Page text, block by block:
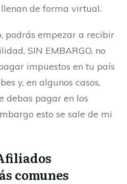
de forma virtual.
podrás empezar a recibir
SIN EMBARGO, no
impuestos en tu país
y, en algunos casos,
debas pagar en los
esto se sale de mi
comunes